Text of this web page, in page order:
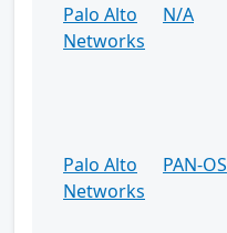
Palo Alto
Networks
N/A
Palo Alto
Networks
PAN-OS